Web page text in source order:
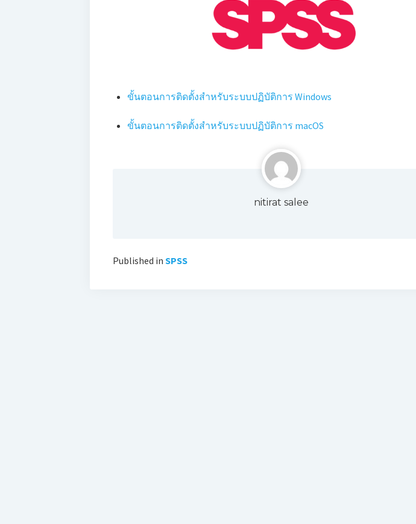
ขั้นตอนการติดตั้งสำหรับระบบปฏิบัติการ Windows
ขั้นตอนการติดตั้งสำหรับระบบปฏิบัติการ macOS
nitirat salee
Published in SPSS